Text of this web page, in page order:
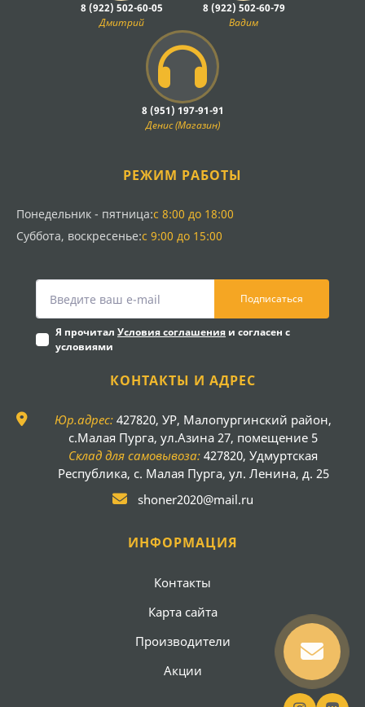
8 (922) 502-60-05
Дмитрий
8 (922) 502-60-79
Вадим
8 (951) 197-91-91
Денис (Магазин)
РЕЖИМ РАБОТЫ
Понедельник - пятница:с 8:00 до 18:00
Суббота, воскресенье:с 9:00 до 15:00
Подписаться
Я прочитал Условия соглашения и согласен с
условиями
КОНТАКТЫ И АДРЕС
Юр.адрес: 427820, УР, Малопургинский район,
с.Малая Пурга, ул.Азина 27, помещение 5
Склад для самовывоза: 427820, Удмуртская
Республика, с. Малая Пурга, ул. Ленина, д. 25
shoner2020@mail.ru
ИНФОРМАЦИЯ
Контакты
Карта сайта
Производители
Акции